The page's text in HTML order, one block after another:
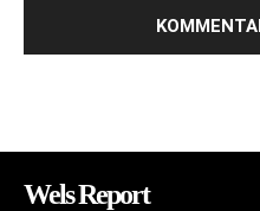
Wels Report